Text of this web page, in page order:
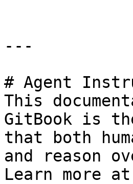
---
# Agent
This
GitBook is
that both
and reason
Learn more